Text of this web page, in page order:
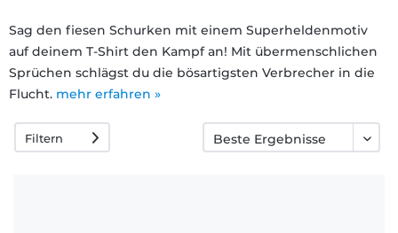
Umtauschrecht
Rückgaberecht
Häufige
Sag den fiesen Schurken mit einem Superheldenmotiv
auf deinem T-Shirt den Kampf an! Mit übermenschlichen
Sprüchen schlägst du die bösartigsten Verbrecher in die
Flucht. mehr erfahren »
Filtern